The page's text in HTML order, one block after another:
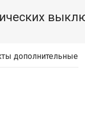
дополнительные